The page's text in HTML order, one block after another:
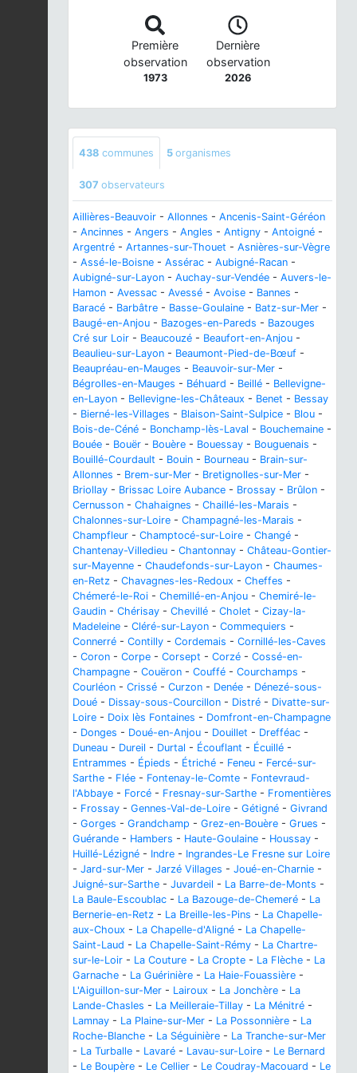
Première
observation
1973
Dernière
observation
2026
438 communes 5 organismes
307 observateurs
Aillières-Beauvoir - Allonnes - Ancenis-Saint-Géréon
- Ancinnes - Angers - Angles - Antigny - Antoigné -
Argentré - Artannes-sur-Thouet - Asnières-sur-Vègre
- Assé-le-Boisne - Assérac - Aubigné-Racan -
Aubigné-sur-Layon - Auchay-sur-Vendée - Auvers-le-
Hamon - Avessac - Avessé - Avoise - Bannes -
Baracé - Barbâtre - Basse-Goulaine - Batz-sur-Mer -
Baugé-en-Anjou - Bazoges-en-Pareds - Bazouges
Cré sur Loir - Beaucouzé - Beaufort-en-Anjou -
Beaulieu-sur-Layon - Beaumont-Pied-de-Bœuf -
Beaupréau-en-Mauges - Beauvoir-sur-Mer -
Bégrolles-en-Mauges - Béhuard - Beillé - Bellevigne-
en-Layon - Bellevigne-les-Châteaux - Benet - Bessay
- Bierné-les-Villages - Blaison-Saint-Sulpice - Blou -
Bois-de-Céné - Bonchamp-lès-Laval - Bouchemaine -
Bouée - Bouër - Bouère - Bouessay - Bouguenais -
Bouillé-Courdault - Bouin - Bourneau - Brain-sur-
Allonnes - Brem-sur-Mer - Bretignolles-sur-Mer -
Briollay - Brissac Loire Aubance - Brossay - Brûlon -
Cernusson - Chahaignes - Chaillé-les-Marais -
Chalonnes-sur-Loire - Champagné-les-Marais -
Champfleur - Champtocé-sur-Loire - Changé -
Chantenay-Villedieu - Chantonnay - Château-Gontier-
sur-Mayenne - Chaudefonds-sur-Layon - Chaumes-
en-Retz - Chavagnes-les-Redoux - Cheffes -
Chémeré-le-Roi - Chemillé-en-Anjou - Chemiré-le-
Gaudin - Chérisay - Chevillé - Cholet - Cizay-la-
Madeleine - Cléré-sur-Layon - Commequiers -
Connerré - Contilly - Cordemais - Cornillé-les-Caves
- Coron - Corpe - Corsept - Corzé - Cossé-en-
Champagne - Couëron - Couffé - Courchamps -
Courléon - Crissé - Curzon - Denée - Dénezé-sous-
Doué - Dissay-sous-Courcillon - Distré - Divatte-sur-
Loire - Doix lès Fontaines - Domfront-en-Champagne
- Donges - Doué-en-Anjou - Douillet - Drefféac -
Duneau - Dureil - Durtal - Écouflant - Écuillé -
Entrammes - Épieds - Étriché - Feneu - Fercé-sur-
Sarthe - Flée - Fontenay-le-Comte - Fontevraud-
l'Abbaye - Forcé - Fresnay-sur-Sarthe - Fromentières
- Frossay - Gennes-Val-de-Loire - Gétigné - Givrand
- Gorges - Grandchamp - Grez-en-Bouère - Grues -
Guérande - Hambers - Haute-Goulaine - Houssay -
Huillé-Lézigné - Indre - Ingrandes-Le Fresne sur Loire
- Jard-sur-Mer - Jarzé Villages - Joué-en-Charnie -
Juigné-sur-Sarthe - Juvardeil - La Barre-de-Monts -
La Baule-Escoublac - La Bazouge-de-Chemeré - La
Bernerie-en-Retz - La Breille-les-Pins - La Chapelle-
aux-Choux - La Chapelle-d'Aligné - La Chapelle-
Saint-Laud - La Chapelle-Saint-Rémy - La Chartre-
sur-le-Loir - La Couture - La Cropte - La Flèche - La
Garnache - La Guérinière - La Haie-Fouassière -
L'Aiguillon-sur-Mer - Lairoux - La Jonchère - La
Lande-Chasles - La Meilleraie-Tillay - La Ménitré -
Lamnay - La Plaine-sur-Mer - La Possonnière - La
Roche-Blanche - La Séguinière - La Tranche-sur-Mer
- La Turballe - Lavaré - Lavau-sur-Loire - Le Bernard
- Le Boupère - Le Cellier - Le Coudray-Macouard - Le